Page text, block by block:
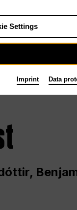
die
Settings
Imprint Data